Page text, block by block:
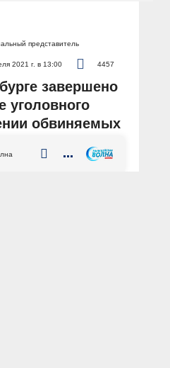
представитель
2021 г. в 13:00 4457
завершено
уголовного
обвиняемых